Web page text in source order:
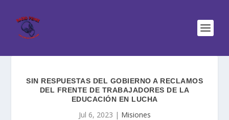
SIN RESPUESTAS DEL GOBIERNO A RECLAMOS
DEL FRENTE DE TRABAJADORES DE LA
EDUCACIÓN EN LUCHA
Jul 6, 2023 | Misiones